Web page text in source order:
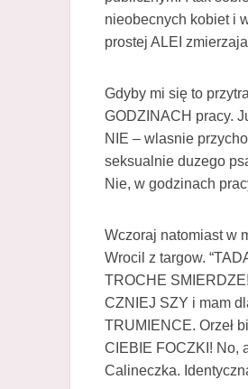
nieobecnych kobiet i
prostej ALEI
Gdyby mi się to
GODZINACH pracy.
NIE – wlasnie
seksualnie duzego
Nie, w godzinach
Wczoraj natomiast w
Wrocil z targow.
TROCHE
CZNIEJ SZY i mam
TRUMIENCE. Orzeł
CIEBIE FOCZKI! No,
Calineczka.